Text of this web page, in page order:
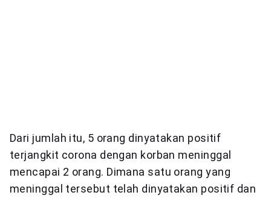
Dari jumlah itu, 5 orang dinyatakan positif
terjangkit corona dengan korban meninggal
mencapai 2 orang. Dimana satu orang yang
meninggal tersebut telah dinyatakan positif dan